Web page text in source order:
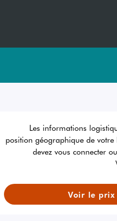
Les informations
position géographique de
devez vous connecter
Voir le prix